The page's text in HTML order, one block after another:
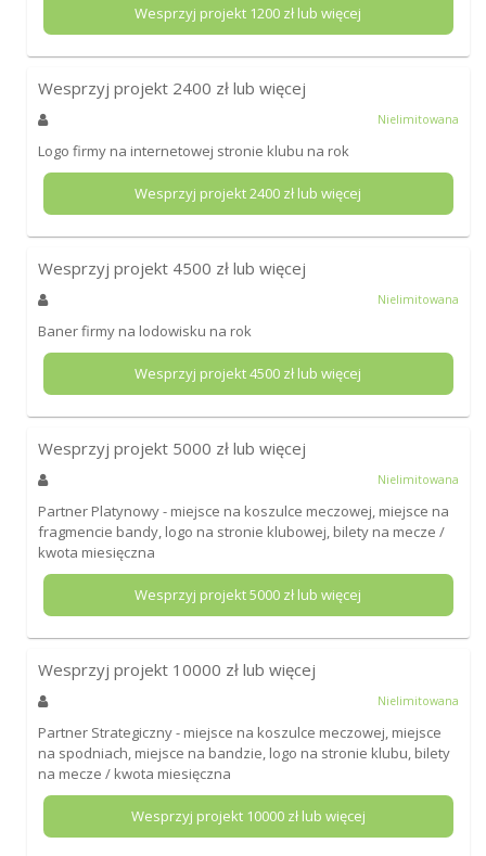
Wesprzyj projekt 1200 zł lub więcej
Wesprzyj projekt 2400 zł lub więcej
Nielimitowana
Logo firmy na internetowej stronie klubu na rok
Wesprzyj projekt2400 zł lub więcej
Wesprzyj projekt 4500 zł lub więcej
Nielimitowana
Baner firmy na lodowisku na rok
Wesprzyj projekt4500 zł lub więcej
Wesprzyj projekt 5000 zł lub więcej
Nielimitowana
Partner Platynowy - miejsce na koszulce meczowej, miejsce na
fragmencie bandy, logo na stronie klubowej, bilety na mecze /
kwota miesięczna
Wesprzyj projekt5000 zł lub więcej
Wesprzyj projekt 10000 zł lub więcej
Nielimitowana
Partner Strategiczny - miejsce na koszulce meczowej, miejsce
na spodniach, miejsce na bandzie, logo na stronie klubu, bilety
na mecze / kwota miesięczna
Wesprzyj projekt 10000zł lub więcej